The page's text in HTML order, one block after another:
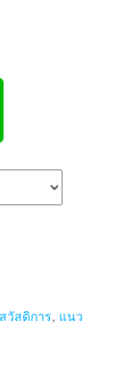
วัสดิการ, แนว